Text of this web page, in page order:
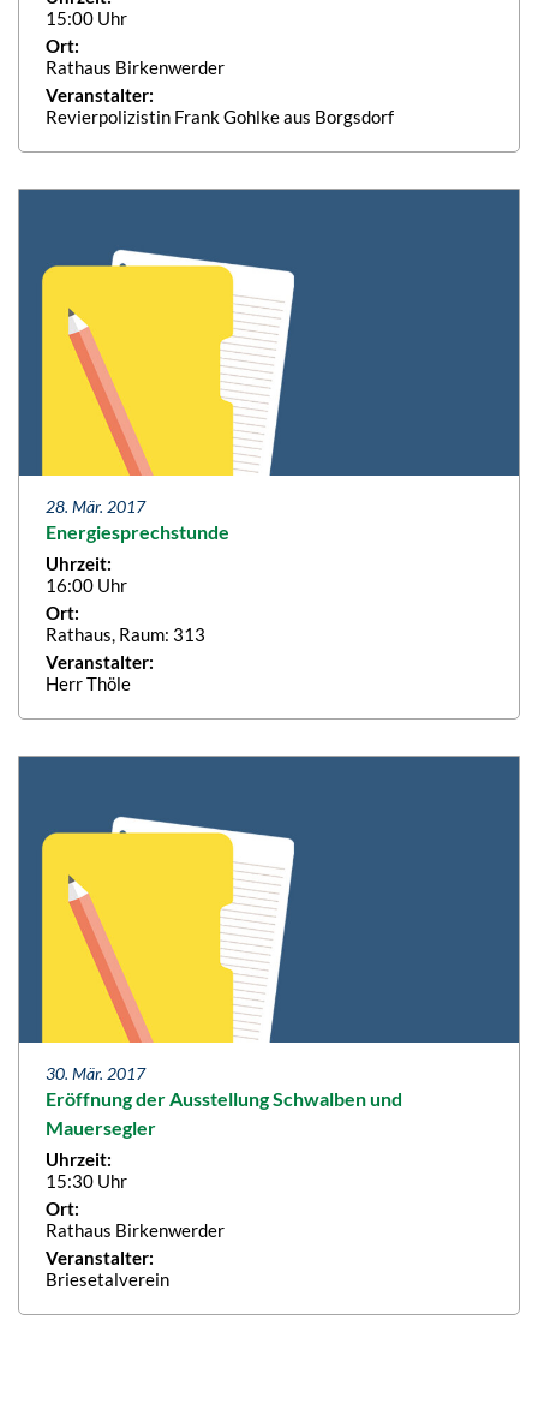
15:00 Uhr
Ort:
Rathaus Birkenwerder
Veranstalter:
Revierpolizistin Frank Gohlke aus Borgsdorf
28. Mär. 2017
Energiesprechstunde
Uhrzeit:
16:00 Uhr
Ort:
Rathaus, Raum: 313
Veranstalter:
Herr Thöle
30. Mär. 2017
Eröffnung der Ausstellung Schwalben und
Mauersegler
Uhrzeit:
15:30 Uhr
Ort:
Rathaus Birkenwerder
Veranstalter:
Briesetalverein